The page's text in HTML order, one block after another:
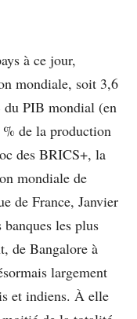
à ce jour,
mondiale, soit 3,6
PIB mondial (en
de la production
des BRICS+, la
mondiale de
de France, Janvier
les plus
de Bangalore à
largement
et indiens. À elle